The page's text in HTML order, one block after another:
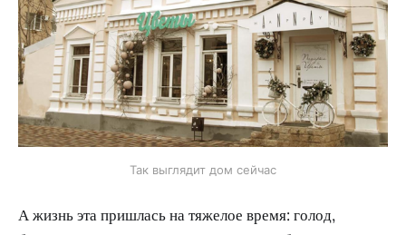
Так выглядит дом сейчас
А жизнь эта пришлась на тяжелое время: голод,